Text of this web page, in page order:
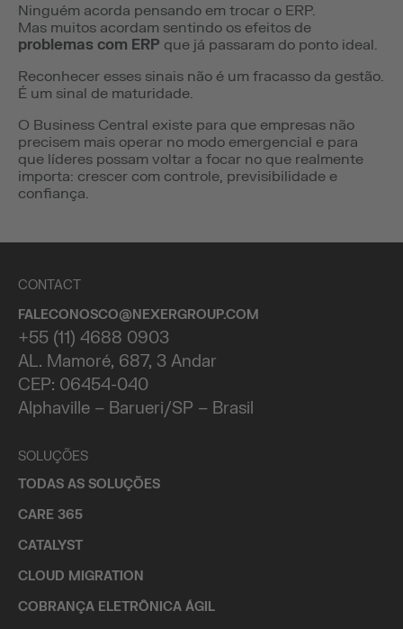
Ninguém acorda pensando em trocar o ERP.
Mas muitos acordam sentindo os efeitos de
problemas com ERP que já passaram do ponto ideal.
Reconhecer esses sinais não é um fracasso da gestão.
É um sinal de maturidade.
O Business Central existe para que empresas não
precisem mais operar no modo emergencial e para
que líderes possam voltar a focar no que realmente
importa: crescer com controle, previsibilidade e
confiança.
CONTACT
FALECONOSCO@NEXERGROUP.COM
+55 (11) 4688 0903
AL. Mamoré, 687, 3 Andar
CEP: 06454-040
Alphaville – Barueri/SP – Brasil
SOLUÇÕES
TODAS AS SOLUÇÕES
CARE 365
CATALYST
CLOUD MIGRATION
COBRANÇA ELETRÔNICA ÁGIL